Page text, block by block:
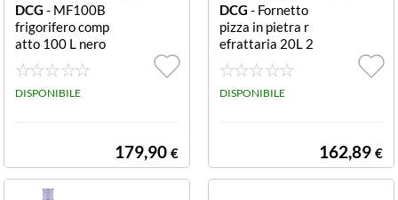
DCG - MF100B
frigorifero comp
atto 100 L nero
MF100B FRIGO
MONOPORTA
LINEA RETRO'
DISPONIBILE
179,90 €
DCG - Fornetto
pizza in pietra r
efrattaria 20L 2
200W MB2350
FORNO PIZZA I
N PIETRA REFR
DISPONIBILE
162,89 €